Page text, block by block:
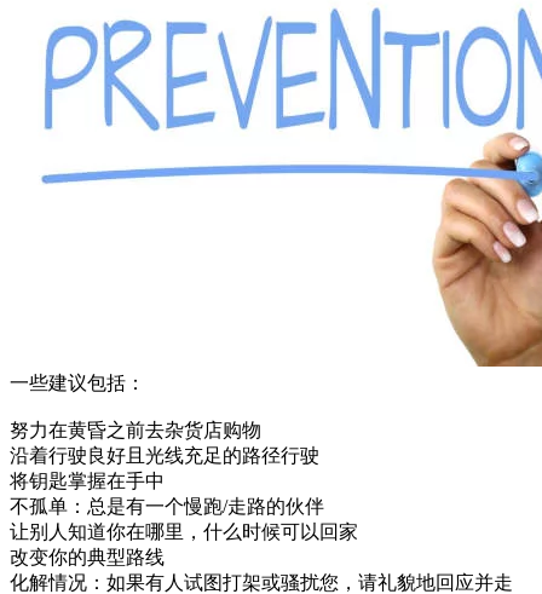
一些建议包括：
努力在黄昏之前去杂货店购物
沿着行驶良好且光线充足的路径行驶
将钥匙掌握在手中
不孤单：总是有一个慢跑/走路的伙伴
让别人知道你在哪里，什么时候可以回家
改变你的典型路线
化解情况：如果有人试图打架或骚扰您，请礼貌地回应并走